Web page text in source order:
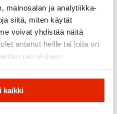
mainosalan ja analytiikka-
siitä, miten käytät
voivat yhdistää näitä
antanut heille tai joita on
palvelujaan.
kaikki
Gen
Rossignol
X-Ium
S2